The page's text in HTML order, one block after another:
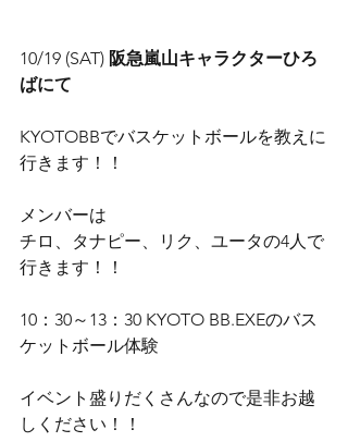
10/19 (SAT) 阪急嵐山キャラクターひろ
ばにて
KYOTOBBでバスケットボールを教えに
行きます！！
メンバーは
チロ、タナピー、リク、ユータの4人で
行きます！！
10：30～13：30 KYOTO BB.EXEのバス
ケットボール体験
イベント盛りだくさんなので是非お越
しください！！